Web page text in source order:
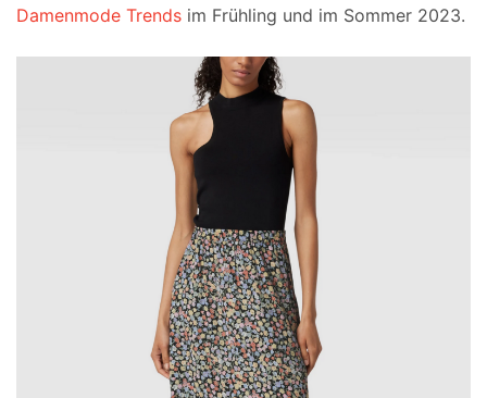
Damenmode Trends im Frühling und im Sommer 2023.